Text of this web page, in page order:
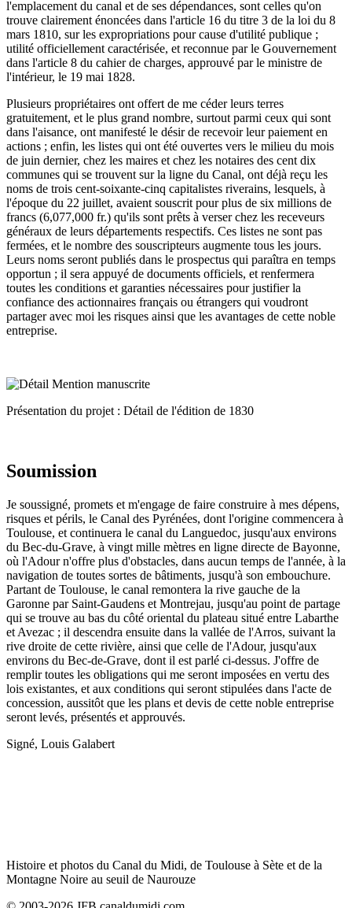
l'emplacement du canal et de ses dépendances, sont celles qu'on
trouve clairement énoncées dans l'article 16 du titre 3 de la loi du 8
mars 1810, sur les expropriations pour cause d'utilité publique ;
utilité officiellement caractérisée, et reconnue par le Gouvernement
dans l'article 8 du cahier de charges, approuvé par le ministre de
l'intérieur, le 19 mai 1828.
Plusieurs propriétaires ont offert de me céder leurs terres
gratuitement, et le plus grand nombre, surtout parmi ceux qui sont
dans l'aisance, ont manifesté le désir de recevoir leur paiement en
actions ; enfin, les listes qui ont été ouvertes vers le milieu du mois
de juin dernier, chez les maires et chez les notaires des cent dix
communes qui se trouvent sur la ligne du Canal, ont déjà reçu les
noms de trois cent-soixante-cinq capitalistes riverains, lesquels, à
l'époque du 22 juillet, avaient souscrit pour plus de six millions de
francs (6,077,000 fr.) qu'ils sont prêts à verser chez les receveurs
généraux de leurs départements respectifs. Ces listes ne sont pas
fermées, et le nombre des souscripteurs augmente tous les jours.
Leurs noms seront publiés dans le prospectus qui paraîtra en temps
opportun ; il sera appuyé de documents officiels, et renfermera
toutes les conditions et garanties nécessaires pour justifier la
confiance des actionnaires français ou étrangers qui voudront
partager avec moi les risques ainsi que les avantages de cette noble
entreprise.
Présentation du projet : Détail de l'édition de 1830
Soumission
Je soussigné, promets et m'engage de faire construire à mes dépens,
risques et périls, le Canal des Pyrénées, dont l'origine commencera à
Toulouse, et continuera le canal du Languedoc, jusqu'aux environs
du Bec-du-Grave, à vingt mille mètres en ligne directe de Bayonne,
où l'Adour n'offre plus d'obstacles, dans aucun temps de l'année, à la
navigation de toutes sortes de bâtiments, jusqu'à son embouchure.
Partant de Toulouse, le canal remontera la rive gauche de la
Garonne par Saint-Gaudens et Montrejau, jusqu'au point de partage
qui se trouve au bas du côté oriental du plateau situé entre Labarthe
et Avezac ; il descendra ensuite dans la vallée de l'Arros, suivant la
rive droite de cette rivière, ainsi que celle de l'Adour, jusqu'aux
environs du Bec-de-Grave, dont il est parlé ci-dessus. J'offre de
remplir toutes les obligations qui me seront imposées en vertu des
lois existantes, et aux conditions qui seront stipulées dans l'acte de
concession, aussitôt que les plans et devis de cette noble entreprise
seront levés, présentés et approuvés.
Signé, Louis Galabert
Histoire et photos du Canal du Midi, de Toulouse à Sète et de la
Montagne Noire au seuil de Naurouze